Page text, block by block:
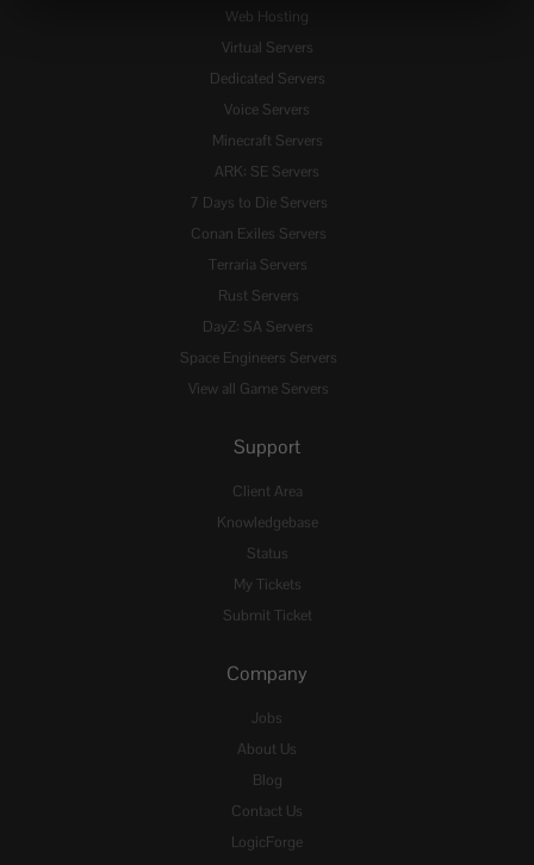
Web Hosting
Virtual Servers
Dedicated Servers
Voice Servers
Minecraft Servers
ARK: SE Servers
7 Days to Die Servers
Conan Exiles Servers
Terraria Servers
Rust Servers
DayZ: SA Servers
Space Engineers Servers
View all Game Servers
Support
Client Area
Knowledgebase
Status
My Tickets
Submit Ticket
Company
Jobs
About Us
Blog
Contact Us
LogicForge